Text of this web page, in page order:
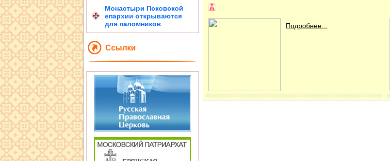
Монастыри Псковской
епархии открываются
для паломников
Ссылки
Подробнее...